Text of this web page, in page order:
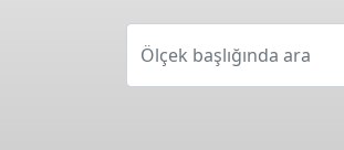
Ölçek başlığında ara